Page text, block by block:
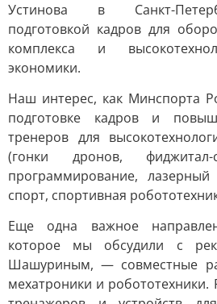
Устинова в Санкт-
подготовкой кадров для
комплекса и
экономики.
Наш интерес, как Минспорта
подготовке кадров и
тренеров для
(гонки дронов, фиджитал-
программирование,
спорт, спортивная
Еще одна важное
которое мы обсудили с
Шашуриным, — совместные
мехатроники и робототехники.